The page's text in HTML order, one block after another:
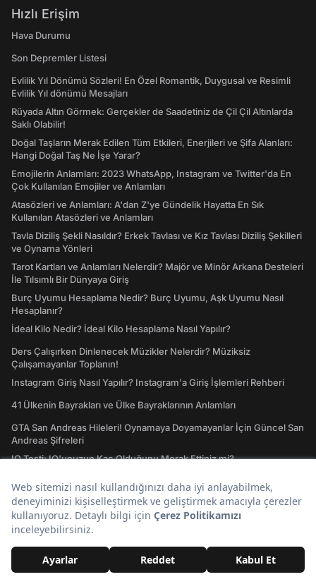
Hızlı Erişim
Hava Durumu
Son Depremler Listesi
Evlilik Yıl Dönümü Sözleri! En Özel Romantik, Duygusal ve Resimli
Evlilik Yıl dönümü Mesajları
Rüyada Altın Görmek: Gerçekler de Saadetiniz de Çil Çil Altınlarda
Saklı Olabilir!
Doğal Taşların Merak Edilen Tüm Etkileri, Enerjileri ve Şifa Alanları:
Hangi Doğal Taş Ne İşe Yarar?
Emojilerin Anlamları: 2023 WhatsApp, Instagram ve Twitter'da En
Çok Kullanılan Emojiler ve Anlamları
Atasözleri ve Anlamları: A'dan Z'ye Gündelik Hayatta En Sık
Kullanılan Atasözleri ve Anlamları
Tavla Diziliş Şekli Nasıldır? Erkek Tavlası ve Kız Tavlası Diziliş Şekilleri
ve Oynama Yönleri
Tarot Kartları ve Anlamları Nelerdir? Majör ve Minör Arkana Desteleri
İle Tılsımlı Bir Dünyaya Giriş
Burç Uyumu Hesaplama Nedir? Burç Uyumu, Aşk Uyumu Nasıl
Hesaplanır?
İdeal Kilo Nedir? İdeal Kilo Hesaplama Nasıl Yapılır?
Ders Çalışırken Dinlenecek Müzikler Nelerdir? Müziksiz
Çalışamayanlar Toplanın!
Instagram Giriş Nasıl Yapılır? Instagram'a Giriş İşlemleri Rehberi
41 Ülkenin Bayrakları ve Ülke Bayraklarının Anlamları
GTA San Andreas Hileleri! Oynamaya Doyamayanlar İçin Güncel San
Andreas Şifreleri
IQ Testi: IQ'unuzun Kaç Olduğunu Merak Ettiniz mi?
Keşfet
Twitter Deprem Zam Youtube
Günlük Burç Yorumları A101 Tiktok Son Dakika
Bugün Ne Pişirsem